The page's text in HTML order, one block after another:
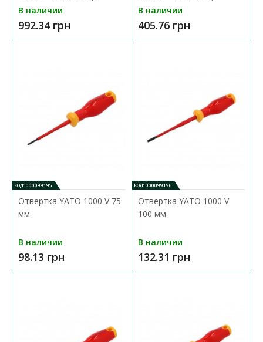
Набор отверток Phoenix Contact SF-SL/PH/PZ-SL
Набор отверток, ручка с защитной изоляцией, шлиц/крест-
Phillips/комбинированный профиль, Pozidriv®..
3 423.28 грн
В сравнения
В закладки
В наличии
992.34 грн
В наличии
405.76 грн
КОД: 000099195
Отвертка YATO 1000 V 75
мм
В наличии
98.13 грн
КОД: 000099196
Отвертка YATO 1000 V
100 мм
В наличии
132.31 грн